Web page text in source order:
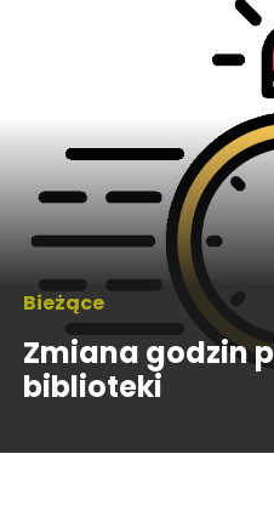
Bieżące
Zmiana godzin
biblioteki